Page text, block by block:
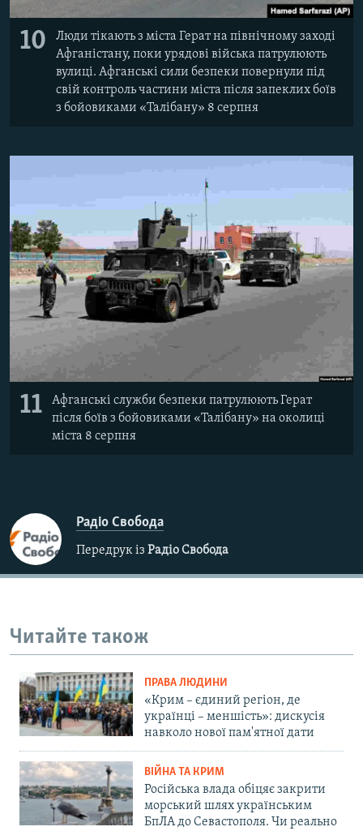
10
Люди тікають з міста Герат на північному заході
Афганістану, поки урядові війська патрулюють
вулиці. Афганські сили безпеки повернули під
свій контроль частини міста після запеклих боїв
з бойовиками «Талібану» 8 серпня
11
Афганські служби безпеки патрулюють Герат
після боїв з бойовиками «Талібану» на околиці
міста 8 серпня
Радіо Свобода
Передрук із Радіо Свобода
Читайте також
ПРАВА ЛЮДИНИ
«Крим – єдиний регіон, де
українці – меншість»: дискусія
навколо нової пам'ятної дати
ВІЙНА ТА КРИМ
Російська влада обіцяє закрити
морський шлях українським
БпЛА до Севастополя. Чи реально